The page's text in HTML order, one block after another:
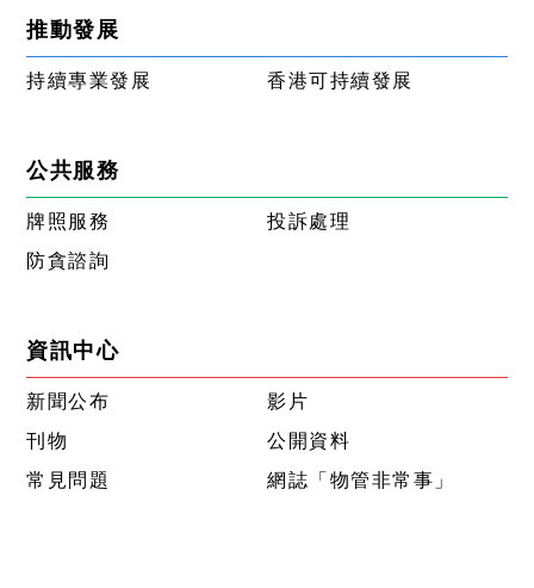
推動發展
持續專業發展 香港可持續發展
公共服務
牌照服務
投訴處理
防貪諮詢
資訊中心
新聞公布
影片
刊物
公開資料
常見問題
網誌「物管非常事」